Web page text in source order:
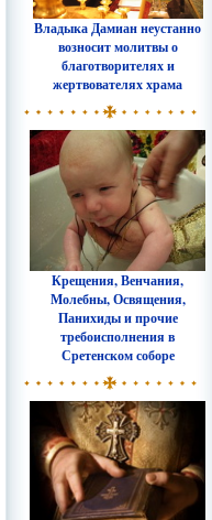
Владыка Дамиан неустанно
возносит молитвы о
благотворителях и
жертвователях храма
Крещения, Венчания,
Молебны, Освящения,
Панихиды и прочие
требоисполнения в
Сретенском соборе